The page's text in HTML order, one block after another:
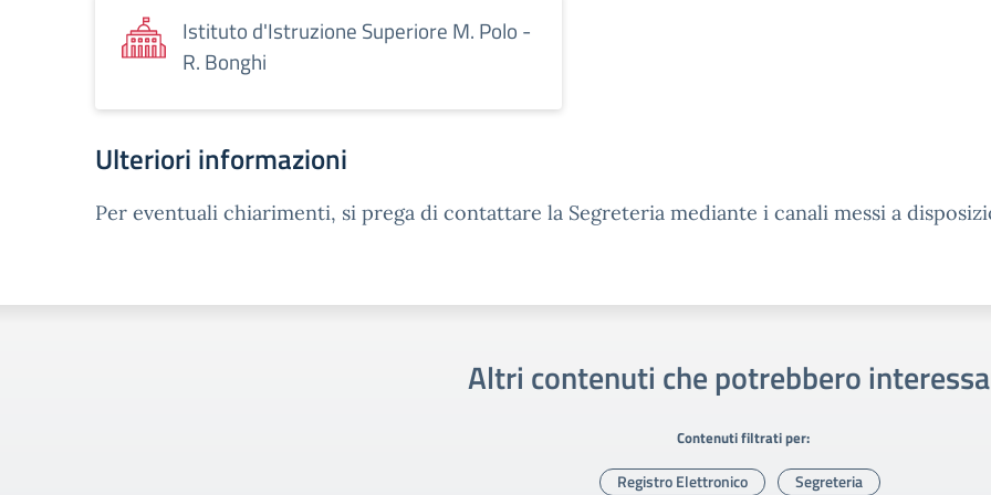
Istituto d'Istruzione Superiore M. Polo -
R. Bonghi
Ulteriori informazioni
Per eventuali chiarimenti, si prega di contattare la Segreteria mediante i canali messi a
Altri contenuti che potrebbero
Contenuti filtrati per:
Registro Elettronico Segreteria